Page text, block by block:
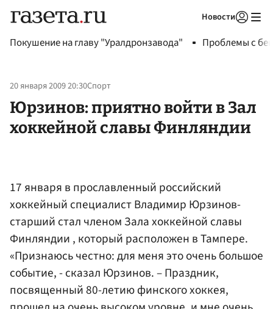
Новости
Покушение на главу "Уралдронзавода" Проблемы с
20 января 2009 20:30Спорт
Юрзинов: приятно войти в Зал
хоккейной славы Финляндии
17 января в прославленный российский
хоккейный специалист Владимир Юрзинов-
старший стал членом Зала хоккейной славы
Финляндии , который расположен в Тампере.
«Признаюсь честно: для меня это очень большое
событие, - сказал Юрзинов. – Праздник,
посвященный 80-летию финского хоккея,